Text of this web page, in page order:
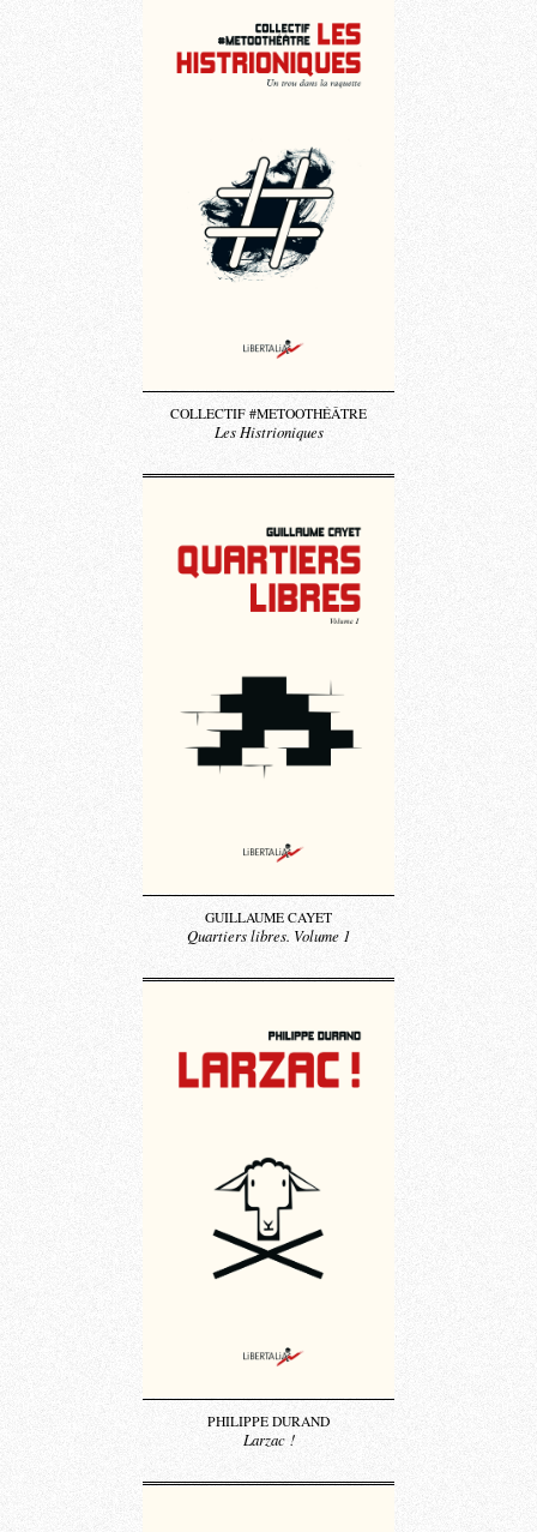
COLLECTIF #METOOTHÉÂTRE
Les Histrioniques
GUILLAUME CAYET
Quartiers libres. Volume 1
PHILIPPE DURAND
Larzac !